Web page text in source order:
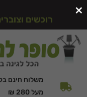
רוכשים
משלוח חינם
מעל 280 ₪
×